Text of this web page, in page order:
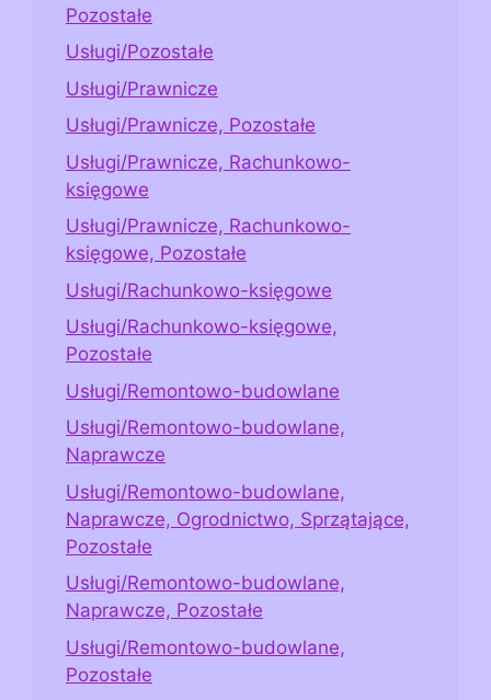
Pozostałe
Usługi/Pozostałe
Usługi/Prawnicze
Usługi/Prawnicze, Pozostałe
Usługi/Prawnicze, Rachunkowo-
księgowe
Usługi/Prawnicze, Rachunkowo-
księgowe, Pozostałe
Usługi/Rachunkowo-księgowe
Usługi/Rachunkowo-księgowe,
Pozostałe
Usługi/Remontowo-budowlane
Usługi/Remontowo-budowlane,
Naprawcze
Usługi/Remontowo-budowlane,
Naprawcze, Ogrodnictwo, Sprzątające,
Pozostałe
Usługi/Remontowo-budowlane,
Naprawcze, Pozostałe
Usługi/Remontowo-budowlane,
Pozostałe